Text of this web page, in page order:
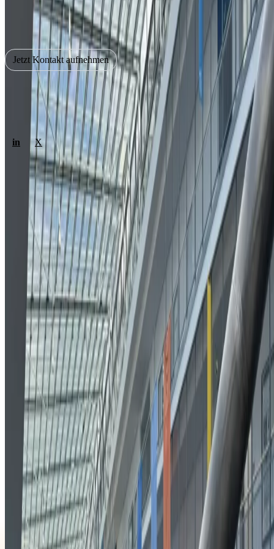
Smart Infrastructure und KI mit.
Sie möchten ein Software-Projekt umsetzen?
Jetzt Kontakt aufnehmen
Ihre Softwareagentur aus München. Wir entwickeln
maßgeschneiderte Apps und Software für Web, Mobile und KI.
in
X
Weptun GmbH
Tiepolostr. 3
80638 München+49 89 178 52 01kontakt@weptun.de
Leistungen
Mobile Apps
Web Apps
Prototypen & MVPs
KI & LLMs
Projekte
BlueMetering
Verlag J. Maiß
BEYOND.HOST
FIT STAR
METRONA Union
Hochschul Kooperationen
Über Uns
Jobs
Datenschutz
Impressum
Vibe Coding vs. Produktion
Digitale Souveränität
App-Technologien im Vergleich
Kampagnen
Softwareentwicklung Bayern
Prozesse digitalisieren
Software für Energieversorger
KI-Lösungen für Unternehmen